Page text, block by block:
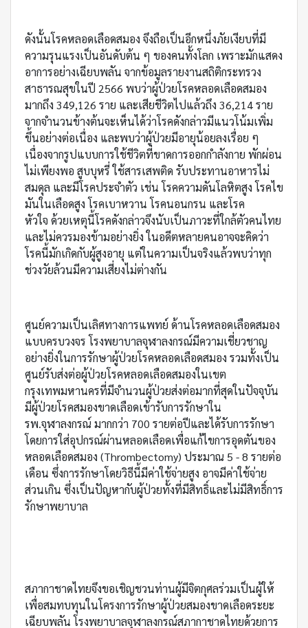
ดังนั้นโรคหลอดเลือดสมอง จึงถือเป็นอีกหนึ่งภัยเงียบที่มี
ความรุนแรงเป็นอันดับต้น ๆ ของคนทั้งโลก เพราะมักแสดง
อาการอย่างเฉียบพลัน จากข้อมูลรายงานสถิติกระทรวง
สาธารณสุขในปี 2566 พบว่าผู้ป่วยโรคหลอดเลือดสมอง
มากถึง 349,126 ราย และเสียชีวิตไปแล้วถึง 36,214 ราย
จากจำนวนข้างต้นจะเห็นได้ว่าโรคดังกล่าวมีแนวโน้มเพิ่ม
ขึ้นอย่างต่อเนื่อง และพบว่าผู้ป่วยมีอายุน้อยลงเรื่อย ๆ
เนื่องจากรูปแบบการใช้ชีวิตที่ขาดการออกกำลังกาย พักผ่อน
ไม่เพียงพอ สูบบุหรี่ ใช้สารเสพติด รับประทานอาหารไม่
สมดุล และมีโรคประจำตัว เช่น โรคความดันโลหิตสูง โรคไข
มันในเลือดสูง โรคเบาหวาน โรคนอนกรน และโรค
หัวใจ ด้วยเหตุนี้โรคดังกล่าวจึงนับเป็นภาวะที่ใกล้ตัวคนไทย
และไม่ควรมองข้ามอย่างยิ่ง ในอดีตหลายคนอาจจะคิดว่า
โรคนี้มักเกิดกับผู้สูงอายุ แต่ในความเป็นจริงแล้วพบว่าทุก
ช่วงวัยล้วนมีความเสี่ยงไม่ต่างกัน
ศูนย์ความเป็นเลิศทางการแพทย์ ด้านโรคหลอดเลือดสมอง
แบบครบวงจร โรงพยาบาลจุฬาลงกรณ์มีความเชี่ยวชาญ
อย่างยิ่งในการรักษาผู้ป่วยโรคหลอดเลือดสมอง รวมทั้งเป็น
ศูนย์รับส่งต่อผู้ป่วยโรคหลอดเลือดสมองในเขต
กรุงเทพมหานครที่มีจำนวนผู้ป่วยส่งต่อมากที่สุดในปัจจุบัน
มีผู้ป่วยโรคสมองขาดเลือดเข้ารับการรักษาใน
รพ.จุฬาลงกรณ์ มากกว่า 700 รายต่อปีและได้รับการรักษา
โดยการใส่อุปกรณ์ผ่านหลอดเลือดเพื่อแก้ไขการอุดตันของ
หลอดเลือดสมอง (Thrombectomy) ประมาณ 5 - 8 รายต่อ
เดือน ซึ่งการรักษาโดยวิธีนี้มีค่าใช้จ่ายสูง อาจมีค่าใช้จ่าย
ส่วนเกิน ซึ่งเป็นปัญหากับผู้ป่วยทั้งที่มีสิทธิ์และไม่มีสิทธิ์การ
รักษาพยาบาล
สภากาชาดไทยจึงขอเชิญชวนท่านผู้มีจิตกุศลร่วมเป็นผู้ให้
เพื่อสมทบทุนในโครงการรักษาผู้ป่วยสมองขาดเลือดระยะ
เฉียบพลัน โรงพยาบาลจุฬาลงกรณ์สภากาชาดไทยด้วยการ